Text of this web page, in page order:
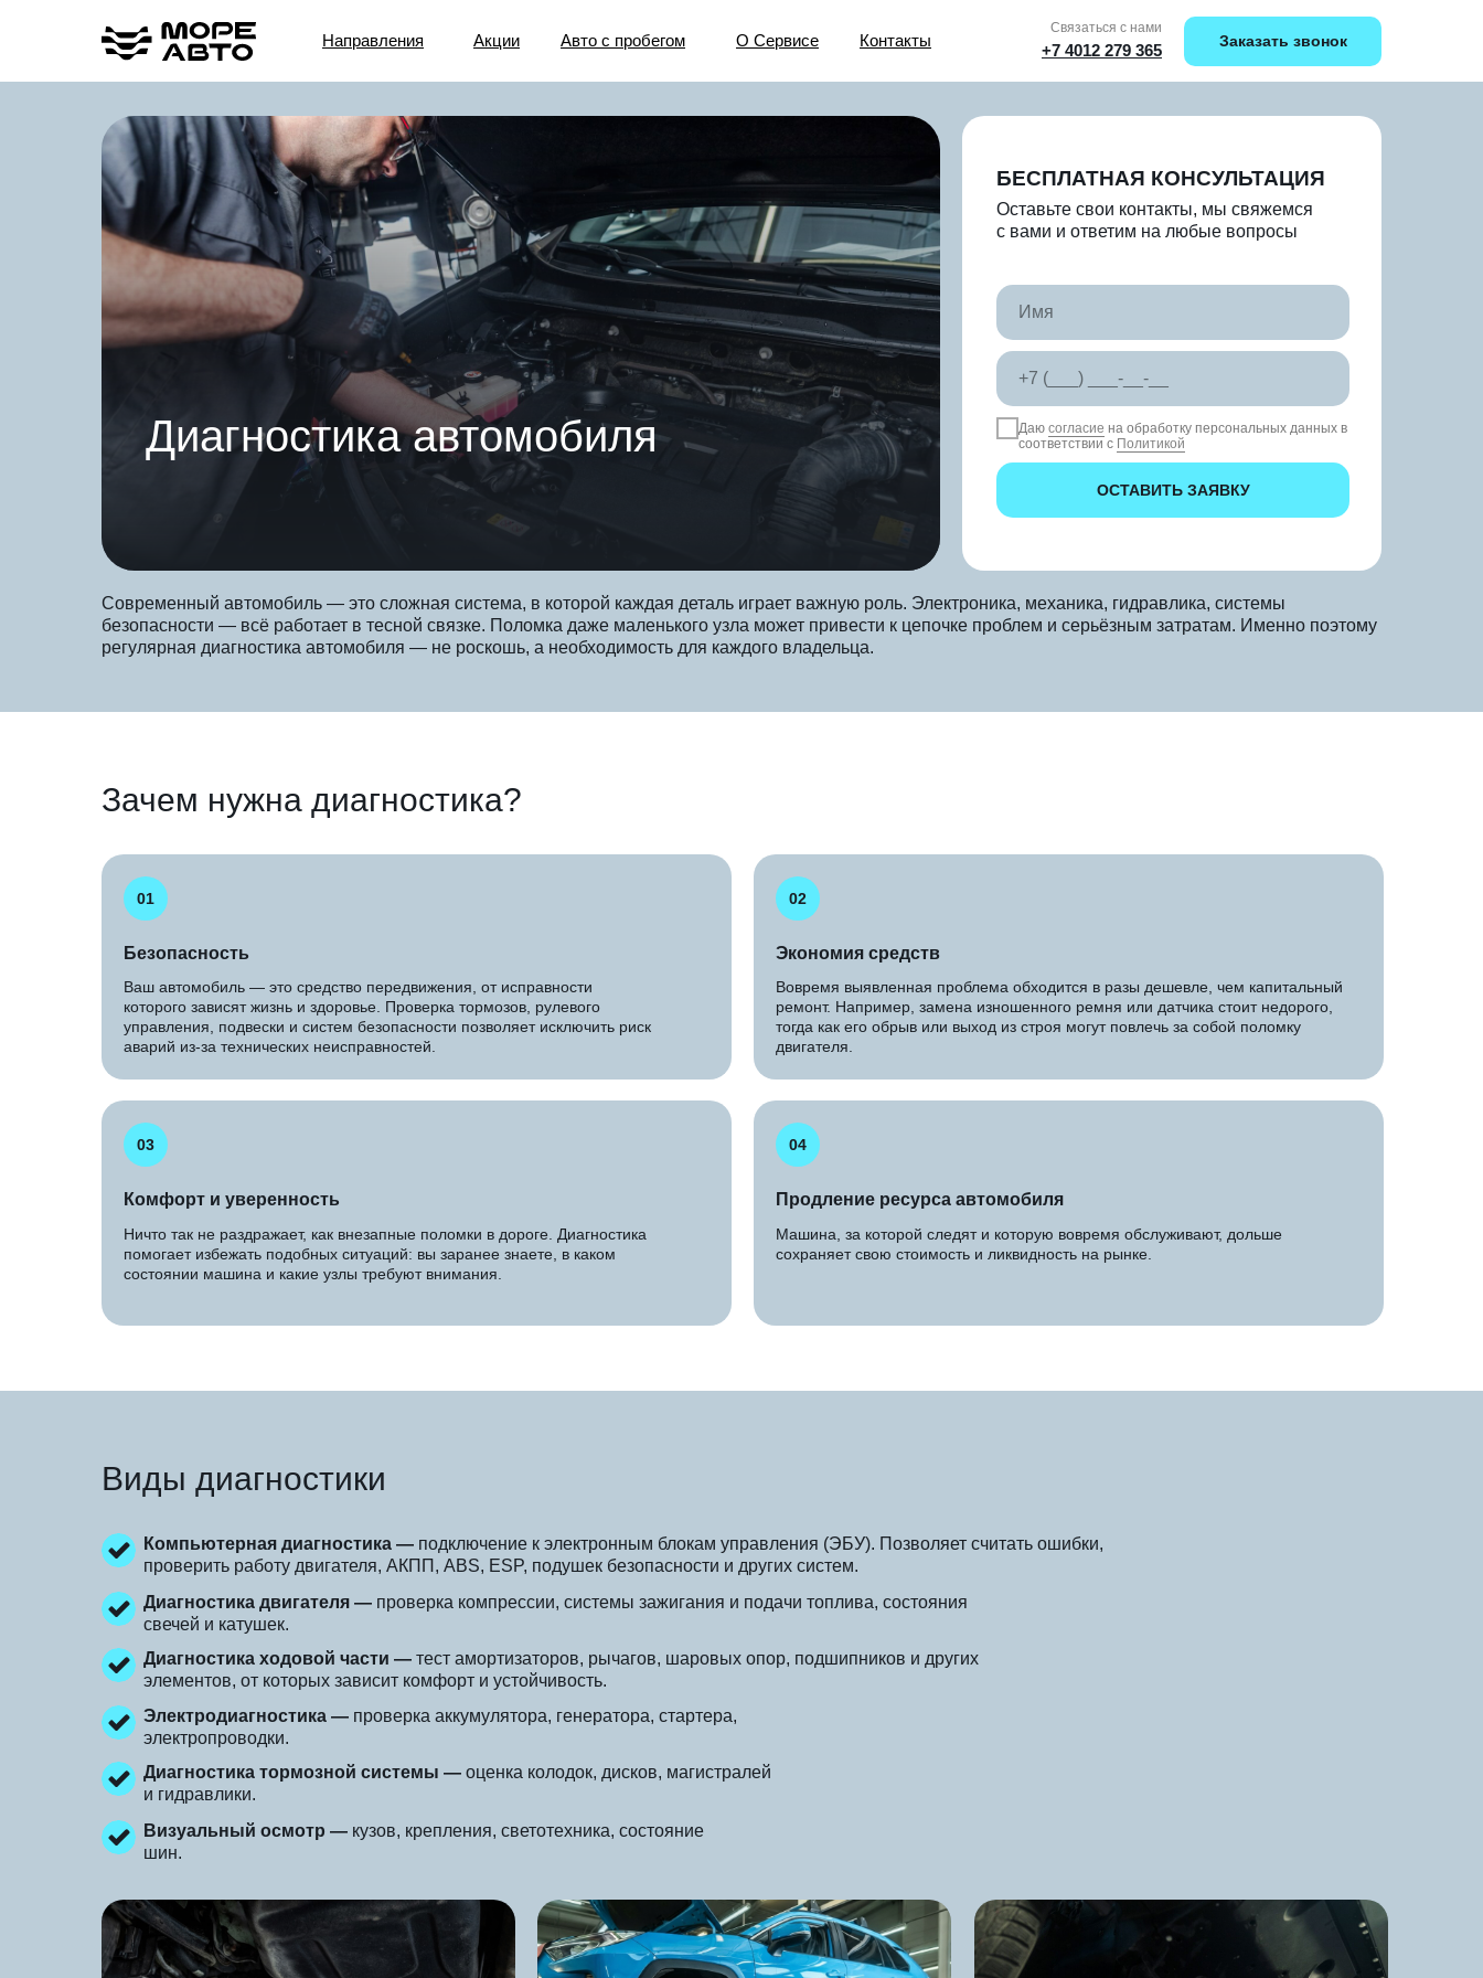
Контакты
О Сервисе
Авто с пробегом
Акции
Направления
+7 4012 279 365
Связаться с нами
Заказать звонок
Диагностика автомобиля
Современный автомобиль — это сложная система, в которой каждая деталь играет важную роль. Электроника, механика, гидравлика, системы
безопасности — всё работает в тесной связке. Поломка даже маленького узла может привести к цепочке проблем и серьёзным затратам. Именно поэтому
регулярная диагностика автомобиля — не роскошь, а необходимость для каждого владельца.
Оставьте свои контакты, мы свяжемся
с вами и ответим на любые вопросы
БЕСПЛАТНАЯ КОНСУЛЬТАЦИЯ
Даю согласие на обработку персональных данных в
соответствии с Политикой
ОСТАВИТЬ ЗАЯВКУ
Ваш автомобиль — это средство передвижения, от исправности
которого зависят жизнь и здоровье. Проверка тормозов, рулевого
управления, подвески и систем безопасности позволяет исключить риск
аварий из-за технических неисправностей.
Безопасность Экономия средств
Вовремя выявленная проблема обходится в разы дешевле, чем капитальный
ремонт. Например, замена изношенного ремня или датчика стоит недорого,
тогда как его обрыв или выход из строя могут повлечь за собой поломку
двигателя.
01 02
04
03
Машина, за которой следят и которую вовремя обслуживают, дольше
сохраняет свою стоимость и ликвидность на рынке.
Продление ресурса автомобиля
Комфорт и уверенность
Ничто так не раздражает, как внезапные поломки в дороге. Диагностика
помогает избежать подобных ситуаций: вы заранее знаете, в каком
состоянии машина и какие узлы требуют внимания.
Зачем нужна диагностика?
Компьютерная диагностика — подключение к электронным блокам управления (ЭБУ). Позволяет считать ошибки,
проверить работу двигателя, АКПП, ABS, ESP, подушек безопасности и других систем.
Диагностика двигателя — проверка компрессии, системы зажигания и подачи топлива, состояния
свечей и катушек.
Диагностика ходовой части — тест амортизаторов, рычагов, шаровых опор, подшипников и других
элементов, от которых зависит комфорт и устойчивость.
Электродиагностика — проверка аккумулятора, генератора, стартера,
электропроводки.
Диагностика тормозной системы — оценка колодок, дисков, магистралей
и гидравлики.
Визуальный осмотр — кузов, крепления, светотехника, состояние
шин.
Виды диагностики